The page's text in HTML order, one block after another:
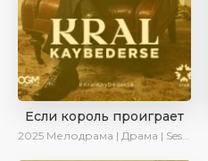
Если король проиграет
2025 Мелодрама | Драма | SesDizi | Ирина Котова | AlisaDirilis | Turok1990 | Новинки | Сериалы 2025